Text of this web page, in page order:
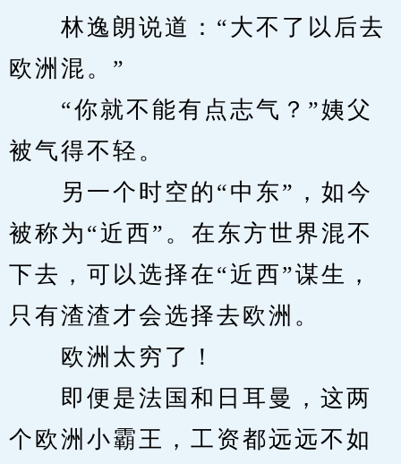
林逸朗说道：“大不了以后去
欧洲混。”
“你就不能有点志气？”姨父
被气得不轻。
另一个时空的“中东”，如今
被称为“近西”。在东方世界混不
下去，可以选择在“近西”谋生，
只有渣渣才会选择去欧洲。
欧洲太穷了！
即便是法国和日耳曼，这两
个欧洲小霸王，工资都远远不如